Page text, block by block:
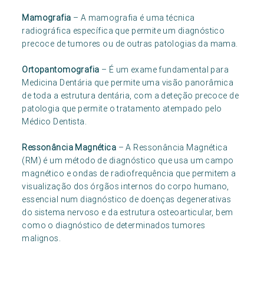
Mamografia – A mamografia é uma técnica
radiográfica específica que permite um diagnóstico
precoce de tumores ou de outras patologias da mama.
Ortopantomografia – É um exame fundamental para
Medicina Dentária que permite uma visão panorâmica
de toda a estrutura dentária, com a deteção precoce de
patologia que permite o tratamento atempado pelo
Médico Dentista.
Ressonância Magnética – A Ressonância Magnética
(RM) é um método de diagnóstico que usa um campo
magnético e ondas de radiofrequência que permitem a
visualização dos órgãos internos do corpo humano,
essencial num diagnóstico de doenças degenerativas
do sistema nervoso e da estrutura osteoarticular, bem
como o diagnóstico de determinados tumores
malignos.